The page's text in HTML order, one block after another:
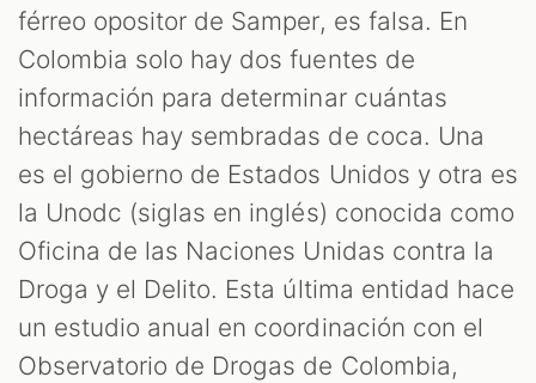
férreo opositor de Samper, es falsa. En
Colombia solo hay dos fuentes de
información para determinar cuántas
hectáreas hay sembradas de coca. Una
es el gobierno de Estados Unidos y otra es
la Unodc (siglas en inglés) conocida como
Oficina de las Naciones Unidas contra la
Droga y el Delito. Esta última entidad hace
un estudio anual en coordinación con el
Observatorio de Drogas de Colombia,